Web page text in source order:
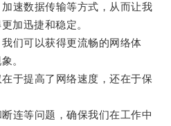
数据传输等方式，从而让我
加迅捷和稳定。
可以获得更流畅的网络体
。
提高了网络速度，还在于保
等问题，确保我们在工作中